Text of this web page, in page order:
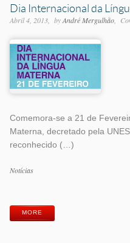
Dia Internacional da
Abril 4, 2013 byAndré Mergulhão
Comemora-se a 21 de
Materna, decretado pela
reconhecido (…)
Categorias
Notícias
MORE